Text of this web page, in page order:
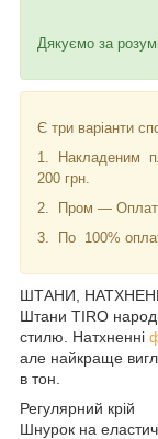
Дякуємо за
Є три варіанти
1. Накладеним
200 грн.
2. Пром —
3. По 100%
ШТАНИ,
Штани TIRO
стилю. Натхненні
але найкраще
в тон.
Регулярний крій
Шнурок на